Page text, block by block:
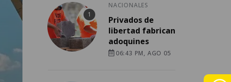
NACIONALES
Privados de
libertad fabrican
adoquines
06:43 PM, AGO 05